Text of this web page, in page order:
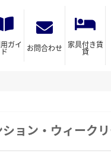
ガイ
ド お問合わせ 家具付き賃
貸
ョン・ウィーク